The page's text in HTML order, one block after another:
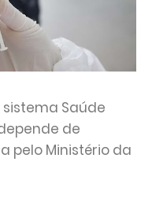
Saúde
de
pelo Ministério da